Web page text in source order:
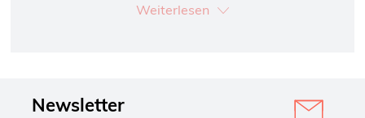
verspielten sommerlichen Farben: MS Mode hat sie alle!
endlos: Würdest du lieber eine sommerliche Kordjacke
bevorzugen, um dein Outfit aufzupeppen oder stehst du
Weiterlesen
Newsletter